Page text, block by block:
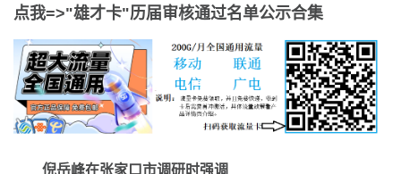
雄安新闻
点我=>"雄才卡"历届审核通过名单公示合集
倪岳峰在张家口市调研时强调